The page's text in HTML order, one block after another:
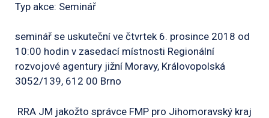
Typ akce: Seminář
seminář se uskuteční ve čtvrtek 6. prosince 2018 od
10:00 hodin v zasedací místnosti Regionální
rozvojové agentury jižní Moravy, Královopolská
3052/139, 612 00 Brno
RRA JM jakožto správce FMP pro Jihomoravský kraj